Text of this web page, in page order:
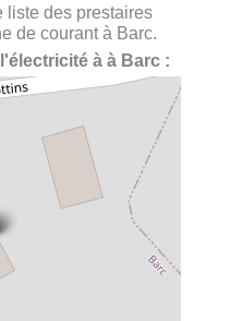
liste des prestaires
de courant à Barc.
à à Barc :